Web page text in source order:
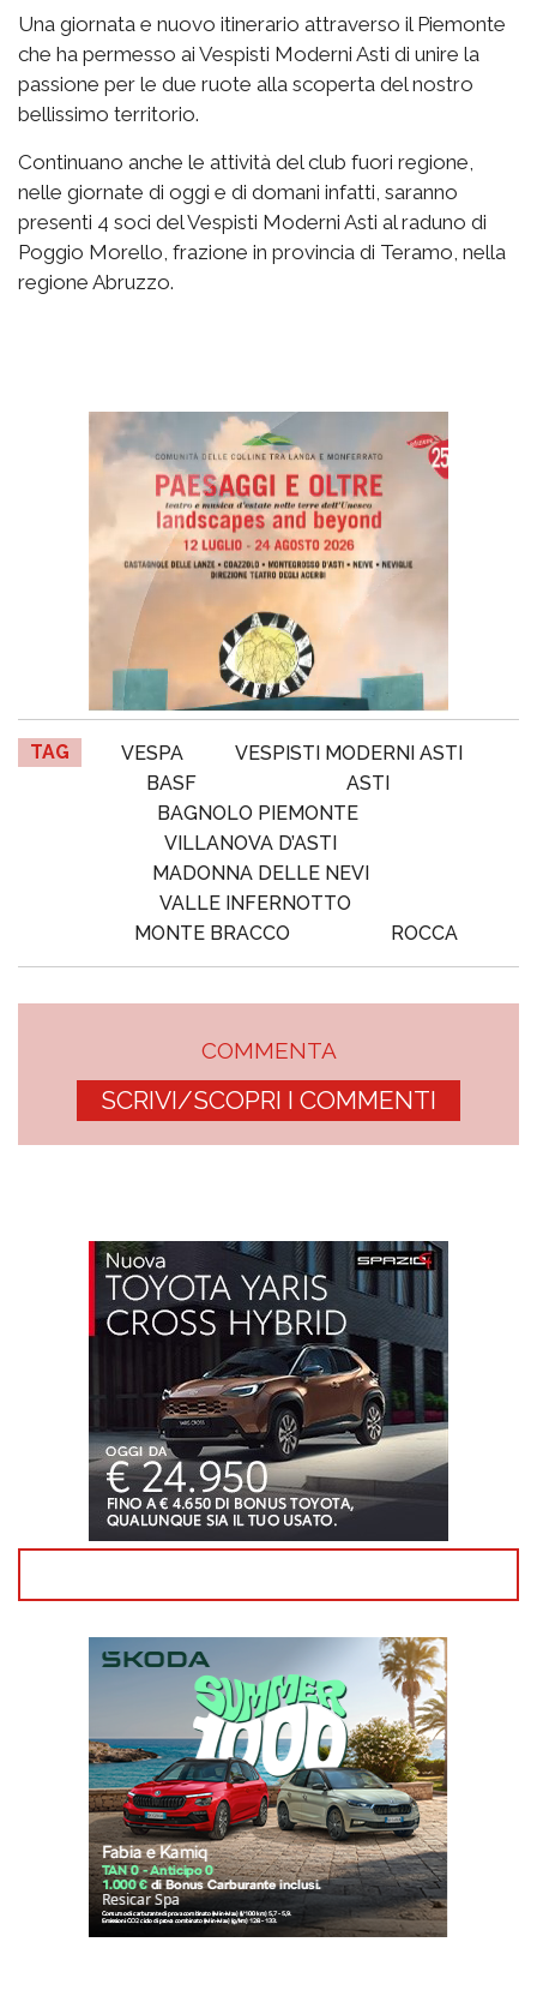
Una giornata e nuovo itinerario attraverso il Piemonte
che ha permesso ai Vespisti Moderni Asti di unire la
passione per le due ruote alla scoperta del nostro
bellissimo territorio.
Continuano anche le attività del club fuori regione,
nelle giornate di oggi e di domani infatti, saranno
presenti 4 soci del Vespisti Moderni Asti al raduno di
Poggio Morello, frazione in provincia di Teramo, nella
regione Abruzzo.
TAG VESPA
VESPISTI MODERNI ASTI
BASF
ASTI
BAGNOLO PIEMONTE
VILLANOVA D’ASTI
MADONNA DELLE NEVI
VALLE INFERNOTTO
MONTE BRACCO
ROCCA
COMMENTA
SCRIVI/SCOPRI I COMMENTI